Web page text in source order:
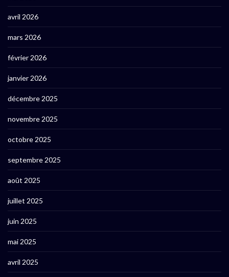
avril 2026
mars 2026
février 2026
janvier 2026
décembre 2025
novembre 2025
octobre 2025
septembre 2025
août 2025
juillet 2025
juin 2025
mai 2025
avril 2025